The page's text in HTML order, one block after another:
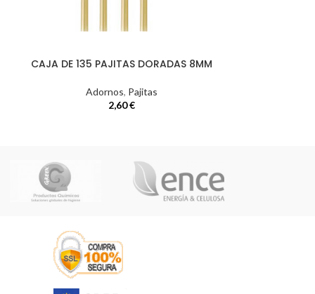
CAJA DE 135 PAJITAS DORADAS 8MM
Adornos, Pajitas
2,60€